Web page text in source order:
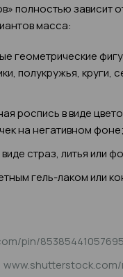
полностью зависит
масса:
геометрические
полукружья, круги,
роспись в виде
на негативном фоне;
страз, литья или
гель-лаком или
pin/